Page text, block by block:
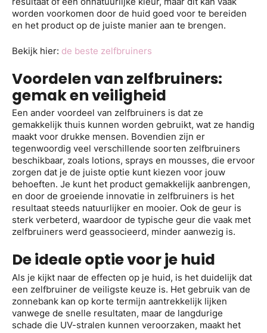
worden voorkomen door de huid goed voor te bereiden
en het product op de juiste manier aan te brengen.
Bekijk hier: de beste zelfbruiners
Voordelen van zelfbruiners:
gemak en veiligheid
Een ander voordeel van zelfbruiners is dat ze
gemakkelijk thuis kunnen worden gebruikt, wat ze handig
maakt voor drukke mensen. Bovendien zijn er
tegenwoordig veel verschillende soorten zelfbruiners
beschikbaar, zoals lotions, sprays en mousses, die ervoor
zorgen dat je de juiste optie kunt kiezen voor jouw
behoeften. Je kunt het product gemakkelijk aanbrengen,
en door de groeiende innovatie in zelfbruiners is het
resultaat steeds natuurlijker en mooier. Ook de geur is
sterk verbeterd, waardoor de typische geur die vaak met
zelfbruiners werd geassocieerd, minder aanwezig is.
De ideale optie voor je huid
Als je kijkt naar de effecten op je huid, is het duidelijk dat
een zelfbruiner de veiligste keuze is. Het gebruik van de
zonnebank kan op korte termijn aantrekkelijk lijken
vanwege de snelle resultaten, maar de langdurige
schade die UV-stralen kunnen veroorzaken, maakt het